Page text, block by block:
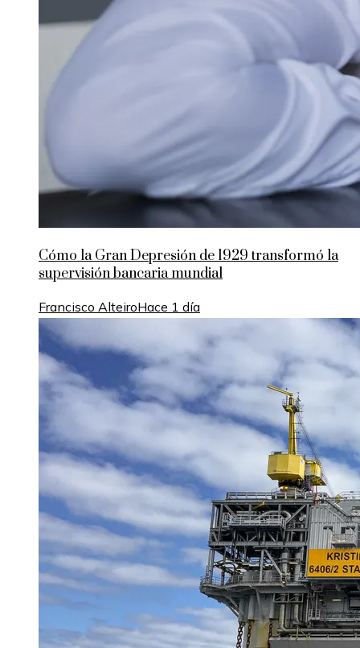
Cómo la Gran Depresión de 1929 transformó la
supervisión bancaria mundial
Francisco AlteiroHace 1 día